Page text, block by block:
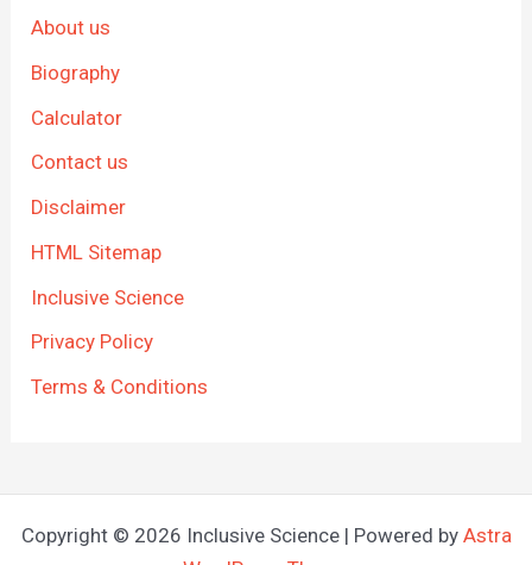
About us
Biography
Calculator
Contact us
Disclaimer
HTML Sitemap
Inclusive Science
Privacy Policy
Terms & Conditions
Copyright © 2026 Inclusive Science | Powered by Astra